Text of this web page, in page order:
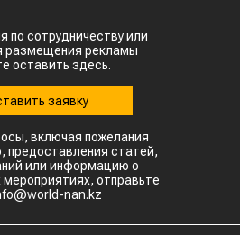
по сотрудничеству или
размещения рекламы
оставить здесь.
заявку
включая пожелания
предоставления статей,
или информацию о
отправьте
nan.kz